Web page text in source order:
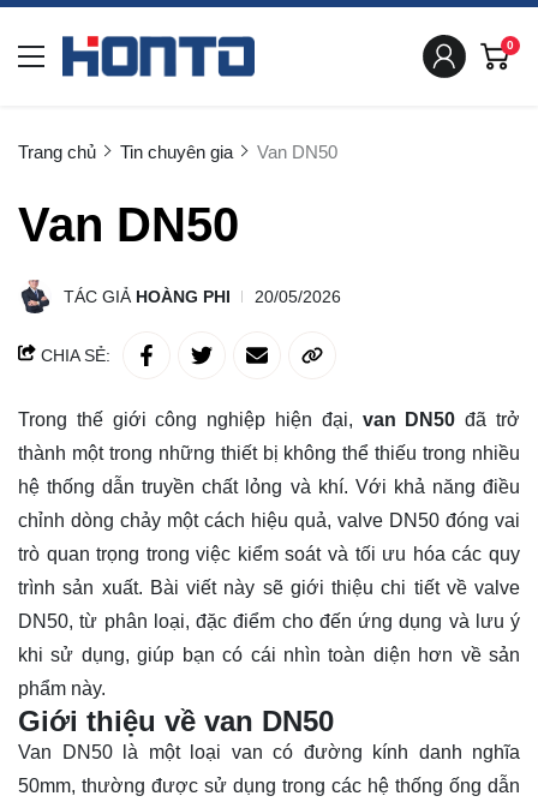
0
Trang chủ Tin chuyên gia Van DN50
Van DN50
TÁC GIẢ HOÀNG PHI 20/05/2026
CHIA SẺ:
Trong thế giới công nghiệp hiện đại, van DN50đã trở
thành một trong những thiết bị không thể thiếu trong nhiều
hệ thống dẫn truyền chất lỏng và khí. Với khả năng điều
chỉnh dòng chảy một cách hiệu quả, valve DN50 đóng vai
trò quan trọng trong việc kiểm soát và tối ưu hóa các quy
trình sản xuất. Bài viết này sẽ giới thiệu chi tiết về valve
DN50, từ phân loại, đặc điểm cho đến ứng dụng và lưu ý
khi sử dụng, giúp bạn có cái nhìn toàn diện hơn về sản
phẩm này.
Giới thiệu về van DN50
Van DN50là một loại van có đường kính danh nghĩa
50mm, thường được sử dụng trong các hệ thống ống dẫn